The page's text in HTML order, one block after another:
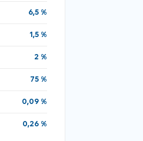
6,5 %
1,5 %
2 %
75 %
0,09 %
0,26 %